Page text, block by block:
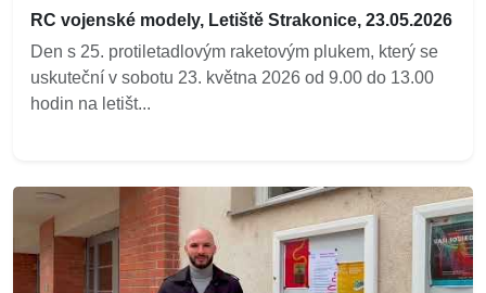
RC vojenské modely, Letiště Strakonice, 23.05.2026
Den s 25. protiletadlovým raketovým plukem, který se
uskuteční v sobotu 23. května 2026 od 9.00 do 13.00
hodin na letišt...